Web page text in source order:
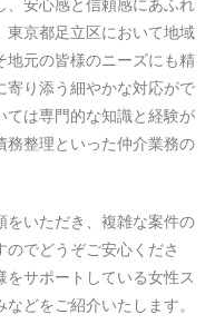
、安心感と信頼感にあふれ
東京都足立区において地域
地元の皆様のニーズにも精
寄り添う細やかな対応がで
ては専門的な知識と経験が
務整理といった仲介業務の
をいただき、複雑な案件の
でどうぞご安心くださ
サポートしている女性ス
どをご紹介いたします。